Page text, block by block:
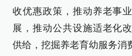
收优惠政策，推动养老事
展，推动公共设施适老化
供给，挖掘养老育幼服务消